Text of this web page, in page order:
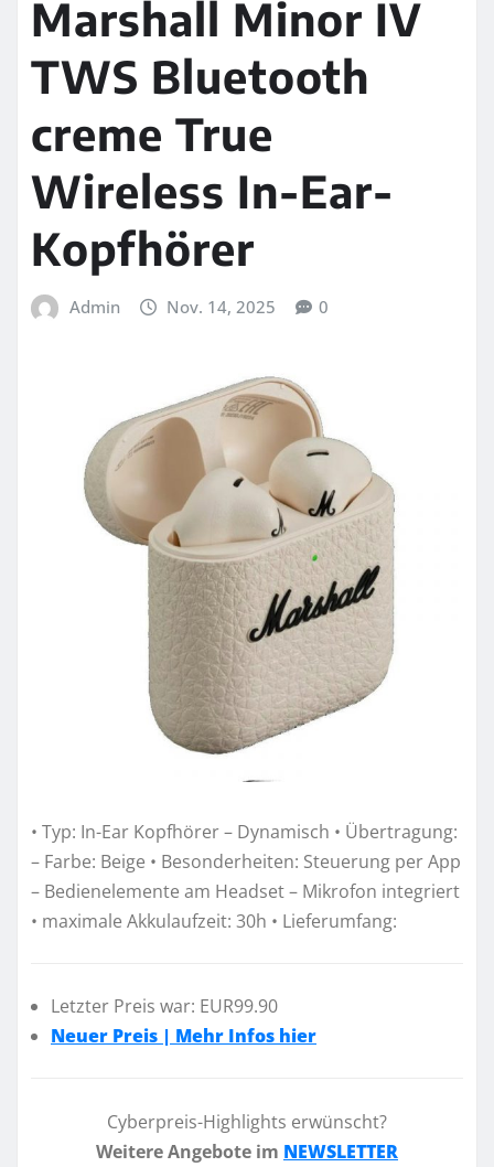
Marshall Minor IV
TWS Bluetooth
creme True
Wireless In-Ear-
Kopfhörer
Admin Nov. 14, 2025 0
• Typ: In-Ear Kopfhörer – Dynamisch • Übertragung:
– Farbe: Beige • Besonderheiten: Steuerung per App
– Bedienelemente am Headset – Mikrofon integriert
• maximale Akkulaufzeit: 30h • Lieferumfang:
Letzter Preis war: EUR99.90
Neuer Preis | Mehr Infos hier
Cyberpreis-Highlights erwünscht?
Weitere Angebote im NEWSLETTER